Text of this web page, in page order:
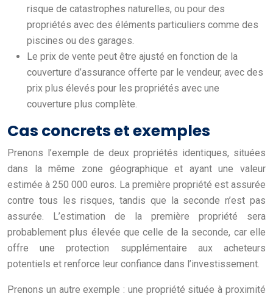
risque de catastrophes naturelles, ou pour des
propriétés avec des éléments particuliers comme des
piscines ou des garages.
Le prix de vente peut être ajusté en fonction de la
couverture d’assurance offerte par le vendeur, avec des
prix plus élevés pour les propriétés avec une
couverture plus complète.
Cas concrets et exemples
Prenons l’exemple de deux propriétés identiques, situées
dans la même zone géographique et ayant une valeur
estimée à 250 000 euros. La première propriété est assurée
contre tous les risques, tandis que la seconde n’est pas
assurée. L’estimation de la première propriété sera
probablement plus élevée que celle de la seconde, car elle
offre une protection supplémentaire aux acheteurs
potentiels et renforce leur confiance dans l’investissement.
Prenons un autre exemple : une propriété située à proximité